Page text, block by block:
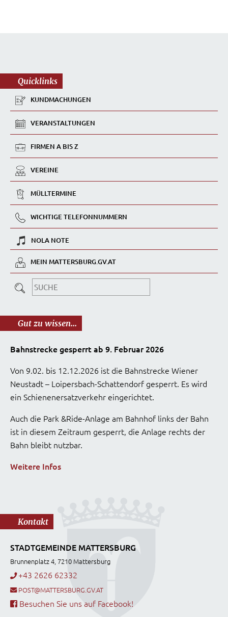
Quicklinks
KUNDMACHUNGEN
VERANSTALTUNGEN
FIRMEN A BIS Z
VEREINE
MÜLLTERMINE
WICHTIGE TELEFONNUMMERN
NOLA NOTE
MEIN MATTERSBURG.GV.AT
Gut zu wissen...
Bahnstrecke gesperrt ab 9. Februar 2026
Von 9.02. bis 12.12.2026 ist die Bahnstrecke Wiener
Neustadt – Loipersbach-Schattendorf gesperrt. Es wird
ein Schienenersatzverkehr eingerichtet.
Auch die Park &Ride-Anlage am Bahnhof links der Bahn
ist in diesem Zeitraum gesperrt, die Anlage rechts der
Bahn bleibt nutzbar.
Weitere Infos
Kontakt
STADTGEMEINDE MATTERSBURG
Brunnenplatz 4, 7210 Mattersburg
+43 2626 62332
POST@MATTERSBURG.GV.AT
Besuchen Sie uns auf Facebook!